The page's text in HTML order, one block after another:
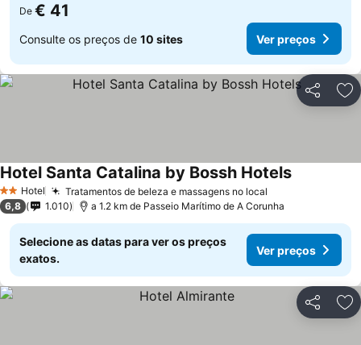
De € 41
Consulte os preços de 10 sites Ver preços
Partilhar
2 Estrelas
Hotel Tratamentos de beleza e massagens no local
Hotel Santa Catalina by Bossh Hotels
6,8 1.010 a 1.2 km de Passeio Marítimo de A Corunha
Selecione as datas para ver os preços
exatos.
Ver preços
Partilhar